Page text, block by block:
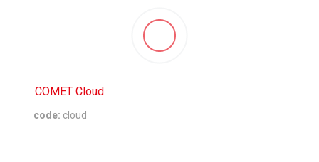
COMET Cloud
code: cloud